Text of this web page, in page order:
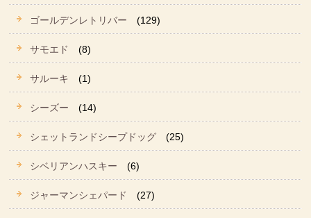
ゴールデンレトリバー (129)
サモエド (8)
サルーキ (1)
シーズー (14)
シェットランドシープドッグ (25)
シベリアンハスキー (6)
ジャーマンシェパード (27)